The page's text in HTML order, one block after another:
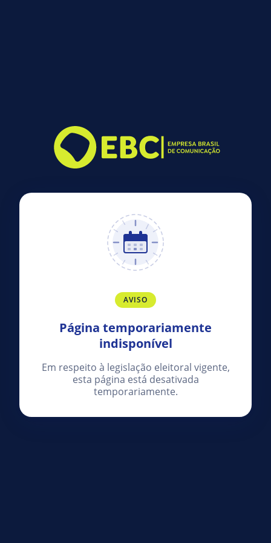
AVISO
Página temporariamente
indisponível
Em respeito à legislação eleitoral vigente,
esta página está desativada
temporariamente.